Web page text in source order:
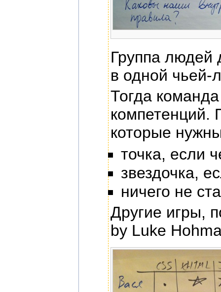
Группа людей
в одной чьей-
Тогда
компетенций.
которые
точка, если
звездочка,
ничего не
Другие игры,
by Luke